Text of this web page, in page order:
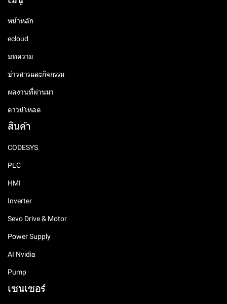
หน้าหลัก
ecloud
บทความ
ข่าวสารและกิจกรรม
ผลงานที่ผ่านมา
ดาวน์โหลด
สินค้า
CODESYS
PLC
HMI
Inverter
Sevo Drive & Motor
Power Supply
AI Nvidia
Pump
เซนเซอร์